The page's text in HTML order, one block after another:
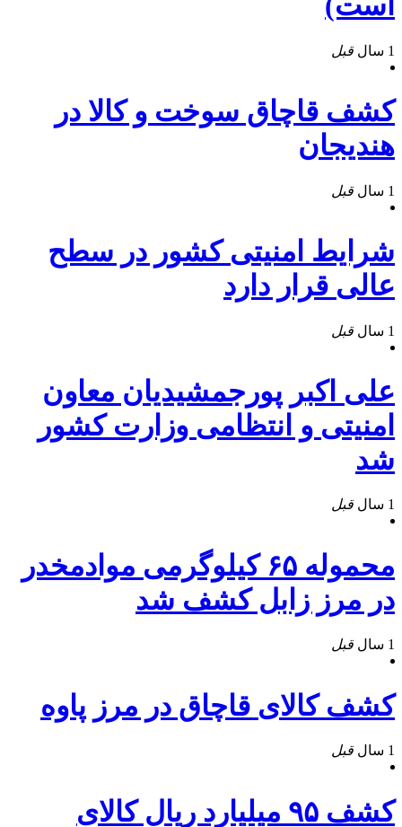
1 سال قبل
کشف قاچاق سوخت و کالا در
هندیجان
1 سال قبل
شرایط امنیتی کشور در سطح
عالی قرار دارد
1 سال قبل
علی اکبر پورجمشیدیان معاون
امنیتی و انتظامی وزارت کشور
شد
1 سال قبل
محموله ۶۵ كيلوگرمی موادمخدر
در مرز زابل کشف شد
1 سال قبل
کشف کالای قاچاق در مرز پاوه
1 سال قبل
کشف ۹۵ ميليارد ريال کالای